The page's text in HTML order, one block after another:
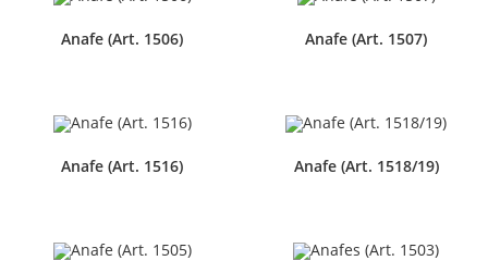
Anafe (Art. 1506) Anafe (Art. 1507)
Anafe (Art. 1516) Anafe (Art. 1518/19)